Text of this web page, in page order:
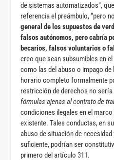
de sistemas automatizados”,
referencia el preámbulo, “pero
general de los supuestos de
falsos autónomos, pero cabría
becarios, falsos voluntarios o
creo que sean subsumibles en
como las del abuso o impago
horario completo formalmente
restricción de derechos no sería
fórmulas ajenas al contrato de
condiciones ilegales en el
existente. Tales conductas, en
abuso de situación de necesidad
suficiente, podrían ser
primero del artículo 311.